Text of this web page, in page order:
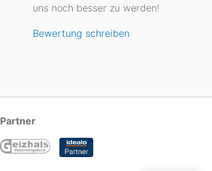
uns noch besser zu werden!
Bewertung schreiben
Partner